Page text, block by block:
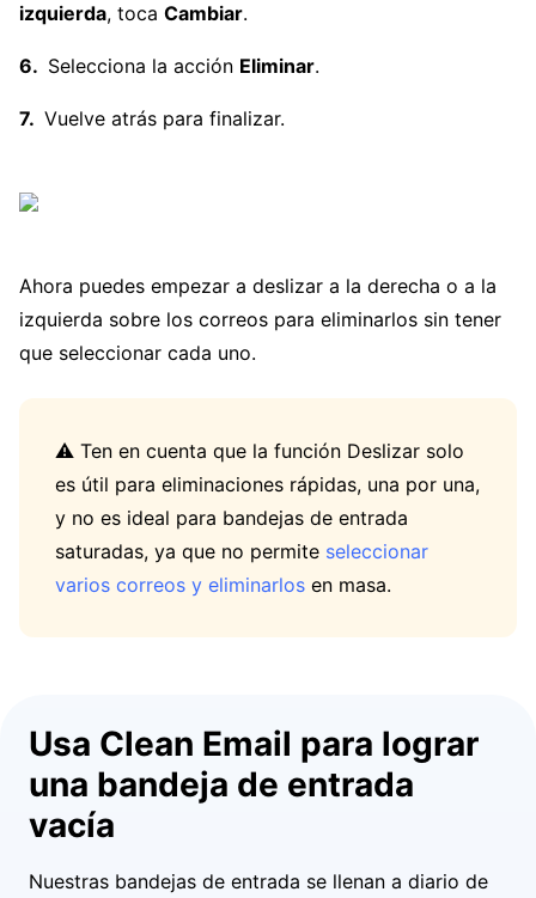
izquierda, toca Cambiar.
Selecciona la acción Eliminar.
Vuelve atrás para finalizar.
Ahora puedes empezar a deslizar a la derecha o a la
izquierda sobre los correos para eliminarlos sin tener
que seleccionar cada uno.
⚠️ Ten en cuenta que la función Deslizar solo
es útil para eliminaciones rápidas, una por una,
y no es ideal para bandejas de entrada
saturadas, ya que no permite seleccionar
varios correos y eliminarlos en masa.
Usa Clean Email para lograr
una bandeja de entrada
vacía
Nuestras bandejas de entrada se llenan a diario de